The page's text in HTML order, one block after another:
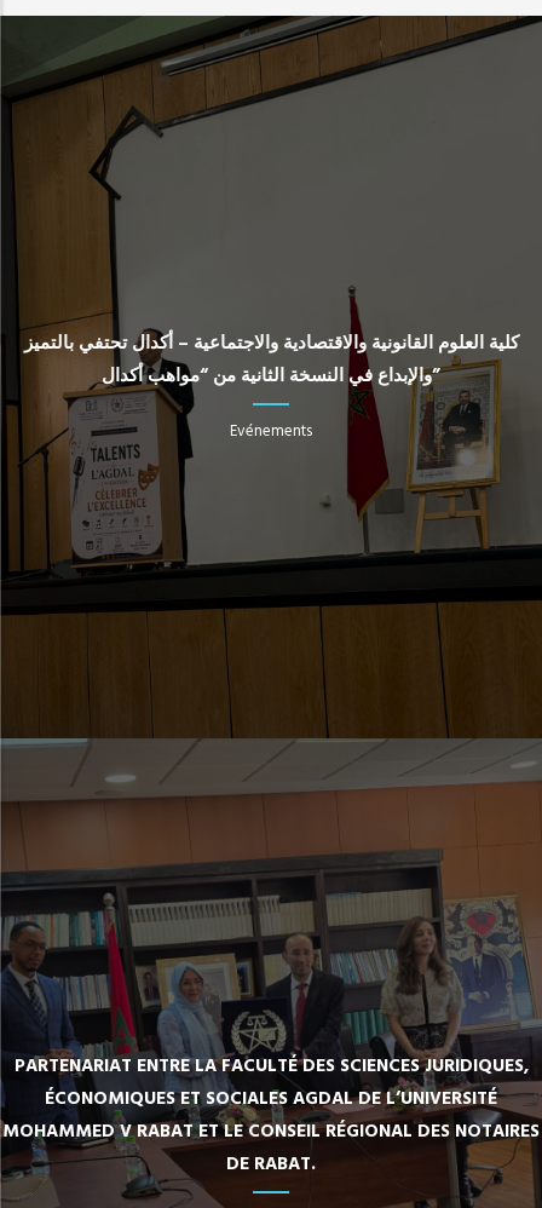
كلية العلوم القانونية والاقتصادية والاجتماعية – أكدال تحتفي بالتميز
والإبداع في النسخة الثانية من “مواهب أكدال”
Evénements
PARTENARIAT ENTRE LA FACULTÉ DES SCIENCES JURIDIQUES,
ÉCONOMIQUES ET SOCIALES AGDAL DE L’UNIVERSITÉ
MOHAMMED V RABAT ET LE CONSEIL RÉGIONAL DES NOTAIRES
DE RABAT.